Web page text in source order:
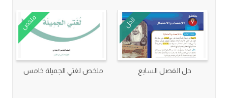
الحل
حل الفصل السابع
ملخص
ملخص لغتي الجميلة خامس